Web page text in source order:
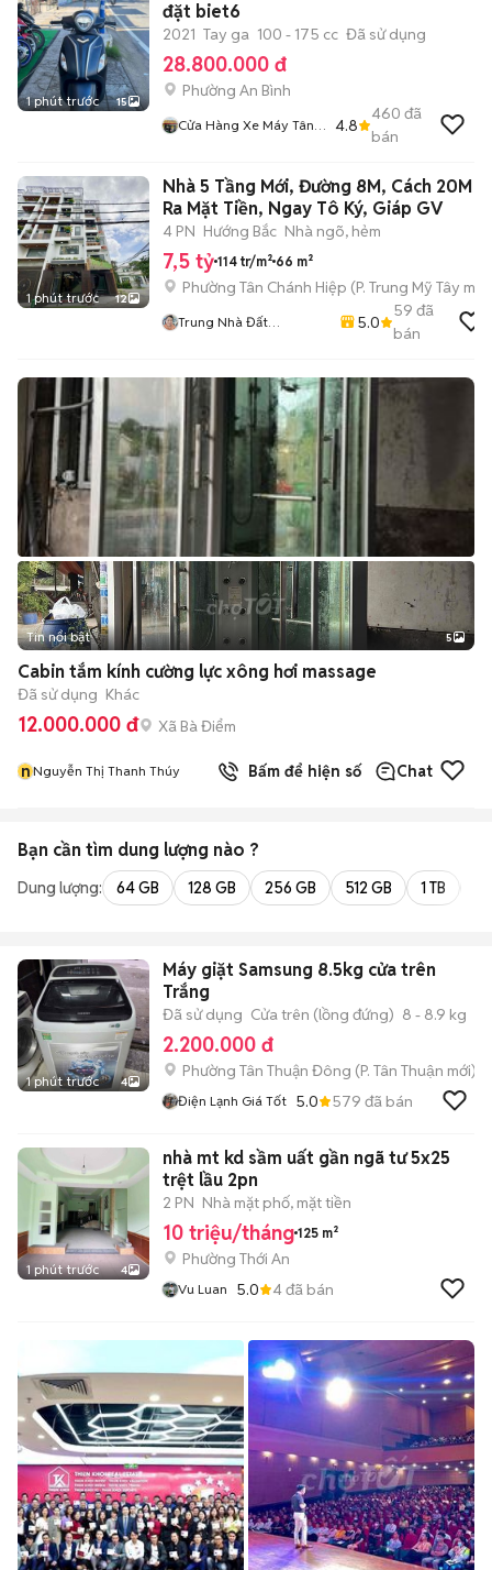
1 phút trước 15
đặt biet6
2021 Tay ga 100 - 175 cc Đã sử dụng
28.800.000 đ
Phường An Bình
Cửa Hàng Xe Máy Tân
4.8
460 đã
bán
1 phút trước 12
Nhà 5 Tầng Mới, Đường 8M, Cách 20M
Ra Mặt Tiền, Ngay Tô Ký, Giáp GV
4 PN Hướng Bắc Nhà ngõ, hẻm
7,5 tỷ 114 tr/m² 66 m²
Phường Tân Chánh Hiệp (P. Trung Mỹ Tây mới)
Trung Nhà Đất
5.0
59 đã
bán
Tin nổi bật 5
Cabin tắm kính cường lực xông hơi massage
Đã sử dụng Khác
12.000.000 đ Xã Bà Điểm
nNguyễn Thị Thanh Thúy Bấm để hiện số Chat
Bạn cần tìm dung lượng nào ?
Dung lượng: 64 GB 128 GB 256 GB 512 GB 1 TB
1 phút trước 4
Máy giặt Samsung 8.5kg cửa trên
Trắng
Đã sử dụng Cửa trên (lồng đứng) 8 - 8.9 kg
2.200.000 đ
Phường Tân Thuận Đông (P. Tân Thuận mới)
Điện Lạnh Giá Tốt 5.0 579 đã bán
1 phút trước 4
nhà mt kd sầm uất gần ngã tư 5x25
trệt lầu 2pn
2 PN Nhà mặt phố, mặt tiền
10 triệu/tháng 125 m²
Phường Thới An
Vu Luan 5.0 4đã bán